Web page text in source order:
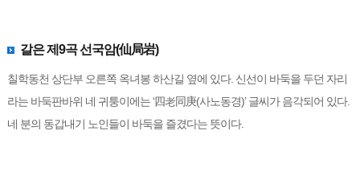
갈은 제9곡 선국암(仙局岩)
칠학동천 상단부 오른쪽 옥녀봉 하산길 옆에 있다. 신선이 바둑을 두던 자리
라는 바둑판바위 네 귀퉁이에는 ‘四老同庚(사노동경)’ 글씨가 음각되어 있다.
네 분의 동갑내기 노인들이 바둑을 즐겼다는 뜻이다.